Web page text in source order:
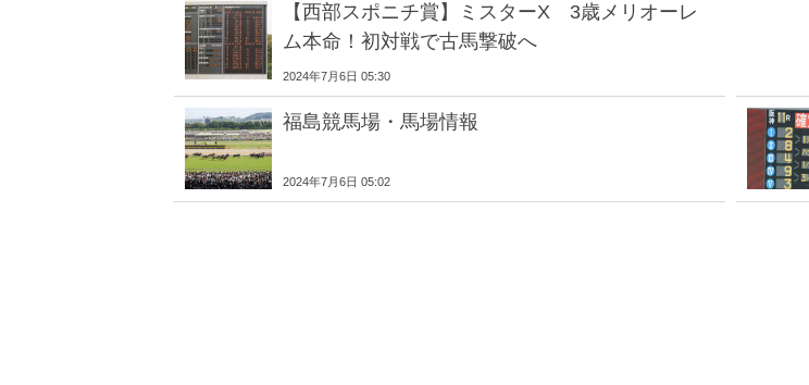
【西部スポニチ賞】ミスターX 3歳メリオーレ
ム本命！初対戦で古馬撃破へ
2024年7月6日 05:30
福島競馬場・馬場情報
2024年7月6日 05:02